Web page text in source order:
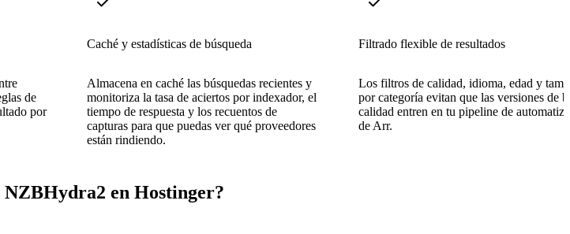
de
por
Caché y estadísticas de búsqueda
Almacena en caché las búsquedas recientes y
monitoriza la tasa de aciertos por indexador, el
tiempo de respuesta y los recuentos de
capturas para que puedas ver qué proveedores
están rindiendo.
Filtrado flexible de resultados
Los filtros de calidad, idioma, edad y
por categoría evitan que las versiones de
calidad entren en tu pipeline de
de Arr.
en Hostinger?